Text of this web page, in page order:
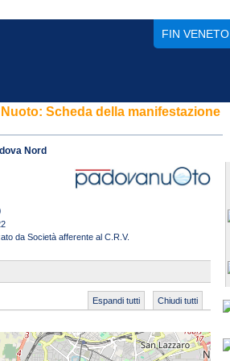
FIN VENETO
Nuoto: Scheda della manifestazione
Nord
da Società afferente al C.R.V.
Chiudi tutti
Espandi tutti